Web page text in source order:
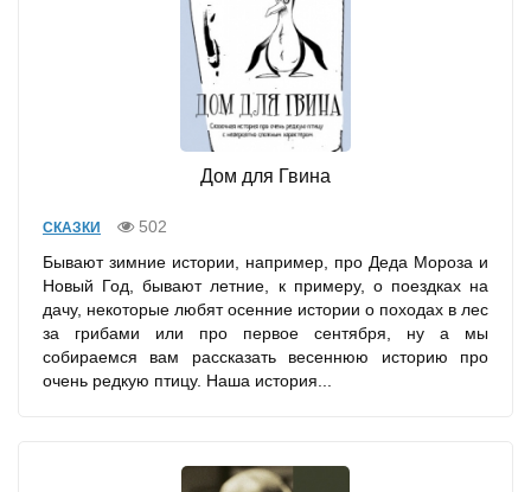
Дом для Гвина
СКАЗКИ
502
Бывают зимние истории, например, про Деда Мороза и
Новый Год, бывают летние, к примеру, о поездках на
дачу, некоторые любят осенние истории о походах в лес
за грибами или про первое сентября, ну а мы
собираемся вам рассказать весеннюю историю про
очень редкую птицу. Наша история...